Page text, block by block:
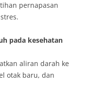
pernapasan
pada kesehatan
aliran darah ke
otak baru, dan